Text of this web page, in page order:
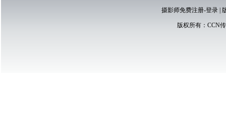
摄影师免费注册-登录|
版权所有： CCN